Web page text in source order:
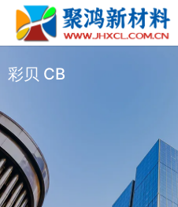
彩贝 CB